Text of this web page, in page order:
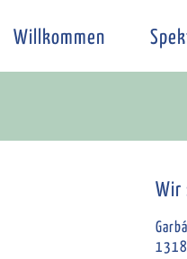
Willkommen
Wir